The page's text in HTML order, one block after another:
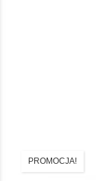
PROMOCJA!